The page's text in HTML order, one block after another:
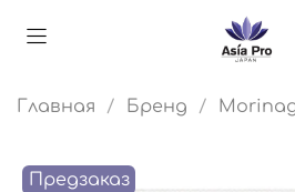
Главная Бренд
Предзаказ